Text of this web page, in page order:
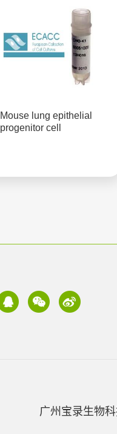
Mouse lung epithelial
progenitor cell
广州宝录生物